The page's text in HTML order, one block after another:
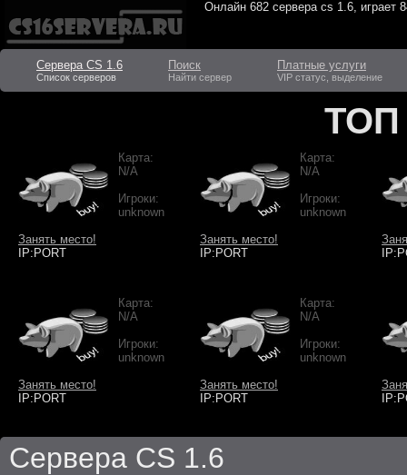
Онлайн 682 сервера cs 1.6, играет
Сервера CS 1.6
Список серверов
Поиск
Найти сервер
Платные услуги
VIP статус, выделение
Карта:
N/A
Игроки:
unknown
Занять место!
IP:PORT
Карта:
N/A
Игроки:
unknown
Занять место!
IP:PORT
Карта:
N/A
Игроки:
unknown
Занять место!
IP:PORT
Карта:
N/A
Игроки:
unknown
Занять место!
IP:PORT
Сервера CS 1.6